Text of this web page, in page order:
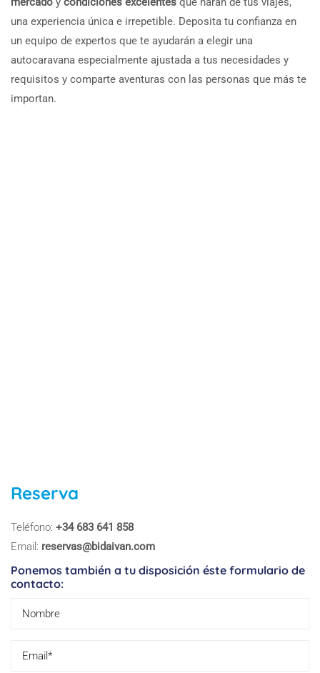
una experiencia única e irrepetible. Deposita tu confianza en
un equipo de expertos que te ayudarán a elegir una
autocaravana especialmente ajustada a tus necesidades y
requisitos y comparte aventuras con las personas que más te
importan.
Reserva
Teléfono: +34 683 641 858
Email: reservas@bidaivan.com
Ponemos también a tu disposición éste formulario de
contacto: